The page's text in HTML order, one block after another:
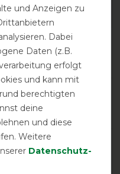
und Anzeigen zu
Dabei
Daten (z.B.
erfolgt
und kann mit
berechtigten
deine
und diese
Weitere
Daten­schutz­